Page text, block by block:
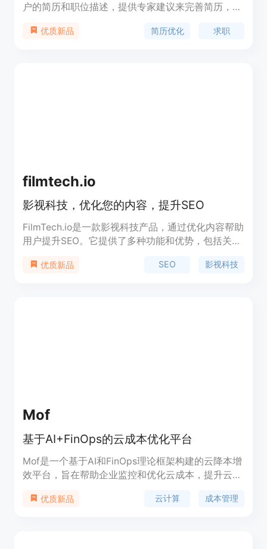
户的简历和职位描述，提供专家建议来完善简历，确
历和职位要求，找出最佳匹配和改进建议。用户可以
优质新品 简历优化 求职
filmtech.io
影视科技，优化您的内容，提升SEO
FilmTech.io是一款影视科技产品，通过优化内容帮助
用户提升SEO。它提供了多种功能和优势，包括关键
据用户需求进行定制。FilmTech.io定位于帮助用户提
优质新品 SEO 影视科技
Mof
基于AI+FinOps的云成本优化平台
Mof是一个基于AI和FinOps理论框架构建的云降本增
效平台，旨在帮助企业监控和优化云成本，提升云计
析，Mof能够提供成本监控、KPI制定、财务报表等
优质新品 云计算 成本管理